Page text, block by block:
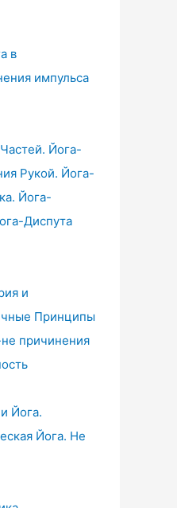
в
импульса
Йога-
Рукой. Йога-
Йога-
Диспута
и
Принципы
причинения
Йога.
Йога. Не